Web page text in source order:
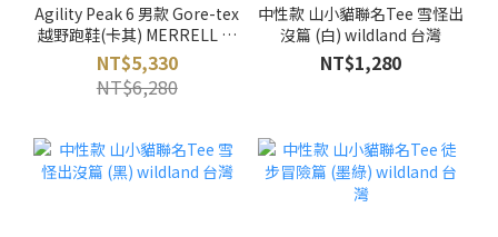
Agility Peak 6 男款 Gore-tex
越野跑鞋(卡其) MERRELL 美
國
NT$5,330
NT$6,280
中性款 山小貓聯名Tee 雪怪出
沒篇 (白) wildland 台灣
NT$1,280